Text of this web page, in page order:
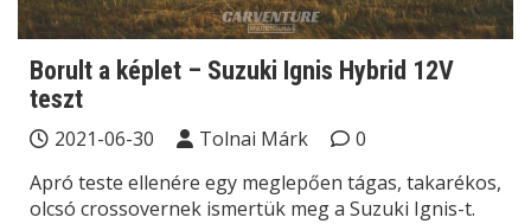
Borult a képlet – Suzuki Ignis Hybrid 12V
teszt
2021-06-30 Tolnai Márk
0
Apró teste ellenére egy meglepően tágas, takarékos,
olcsó crossovernek ismertük meg a Suzuki Ignis-t.